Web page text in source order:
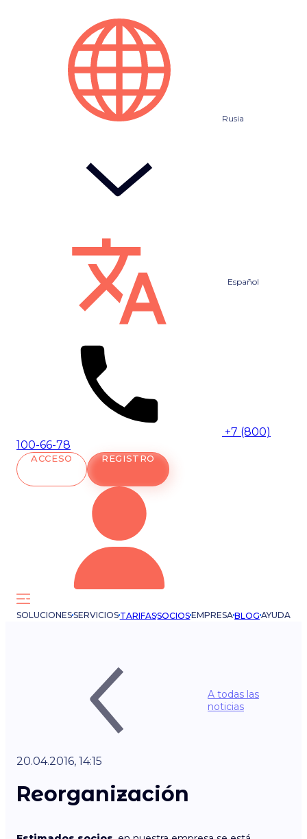
Rusia
Español
+7 (800)
100-66-78
ACCESO REGISTRO
SOLUCIONESSERVICIOSTARIFASSOCIOSEMPRESABLOGAYUDA
A todas las
noticias
20.04.2016, 14:15
Reorganización